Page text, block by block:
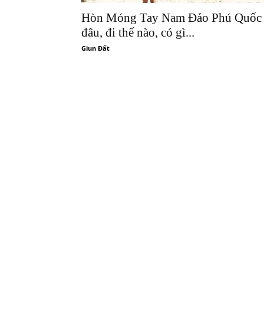
Hòn Móng Tay Nam Đảo Phú Quốc
đâu, đi thế nào, có gì...
Giun Đất